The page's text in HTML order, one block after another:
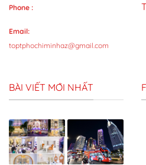
Phone :
Email:
toptphochiminhaz@gmail.com
BÀI VIẾT MỚI NHẤT